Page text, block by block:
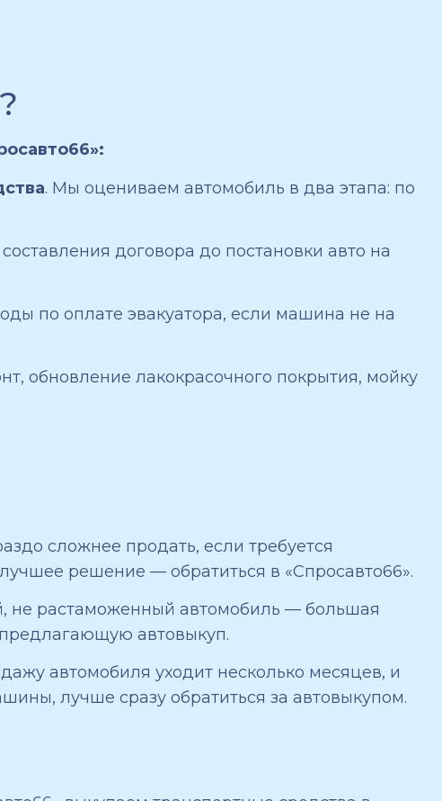
. Мы оцениваем автомобиль в два этапа: по
составления договора до постановки авто на
по оплате эвакуатора, если машина не на
обновление лакокрасочного покрытия, мойку
сложнее продать, если требуется
решение — обратиться в «Спросавто66».
не растаможенный автомобиль — большая
автовыкуп.
автомобиля уходит несколько месяцев, и
лучше сразу обратиться за автовыкупом.